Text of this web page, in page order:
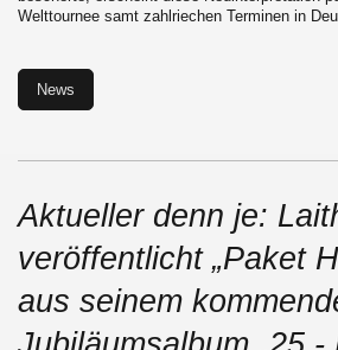
Welttournee samt zahlriechen Terminen in
News
Aktueller denn je:
veröffentlicht „Paket
aus seinem